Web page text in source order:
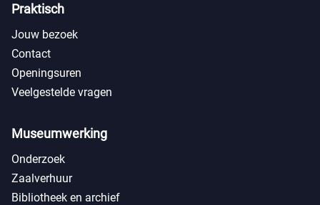
Praktisch
Jouw bezoek
Contact
Openingsuren
Veelgestelde vragen
Museumwerking
Onderzoek
Zaalverhuur
Bibliotheek en archief